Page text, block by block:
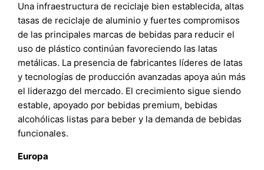
Una infraestructura de reciclaje bien establecida, altas
tasas de reciclaje de aluminio y fuertes compromisos
de las principales marcas de bebidas para reducir el
uso de plástico continúan favoreciendo las latas
metálicas. La presencia de fabricantes líderes de latas
y tecnologías de producción avanzadas apoya aún más
el liderazgo del mercado. El crecimiento sigue siendo
estable, apoyado por bebidas premium, bebidas
alcohólicas listas para beber y la demanda de bebidas
funcionales.
Europa